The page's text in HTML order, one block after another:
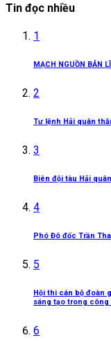
Tin đọc nhiều
1
MẠCH NGUỒN BẢN
2
Tư lệnh Hải quân
3
Biên đội tàu Hải
4
Phó Đô đốc Trần
5
Hội thi cán bộ đoàn
sáng tạo trong công
6